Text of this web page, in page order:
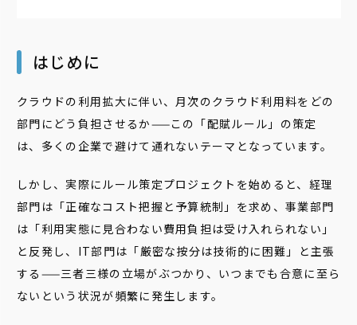
はじめに
クラウドの利用拡大に伴い、月次のクラウド利用料をどの
部門にどう負担させるか——この「配賦ルール」の策定
は、多くの企業で避けて通れないテーマとなっています。
しかし、実際にルール策定プロジェクトを始めると、経理
部門は「正確なコスト把握と予算統制」を求め、事業部門
は「利用実態に見合わない費用負担は受け入れられない」
と反発し、IT部門は「厳密な按分は技術的に困難」と主張
する——三者三様の立場がぶつかり、いつまでも合意に至ら
ないという状況が頻繁に発生します。